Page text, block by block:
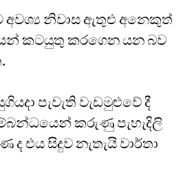
නිවාස ඇතුළු අනෙකුත්
කටයුතු කරගෙන යන බව
පැවැති වැඩමුළුවේ දී
කරුණු පැහැදිලි
එය සිදුව නැතැයි වාර්තා